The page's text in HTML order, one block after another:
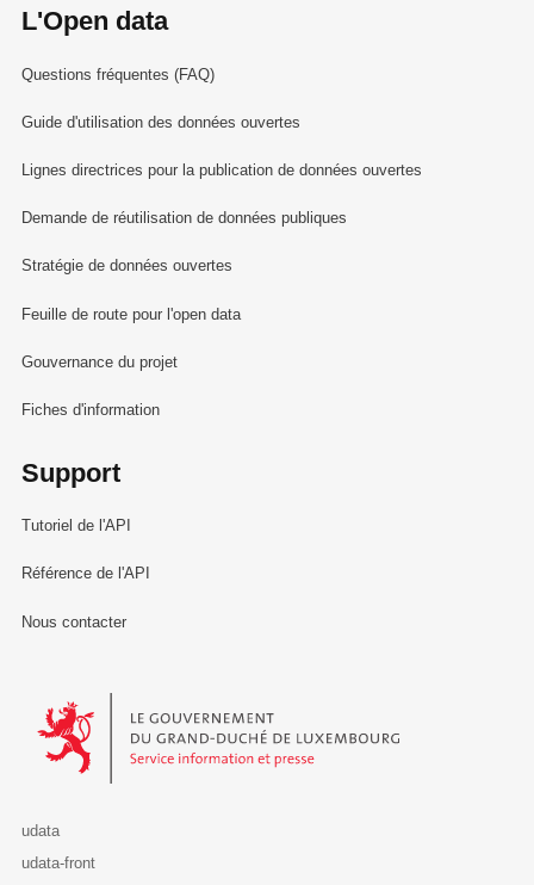
L'Open data
Questions fréquentes (FAQ)
Guide d'utilisation des données ouvertes
Lignes directrices pour la publication de données ouvertes
Demande de réutilisation de données publiques
Stratégie de données ouvertes
Feuille de route pour l'open data
Gouvernance du projet
Fiches d'information
Support
Tutoriel de l'API
Référence de l'API
Nous contacter
Le Gouvernement du Grand-Duché de Luxembourg - Service
udata
udata-front